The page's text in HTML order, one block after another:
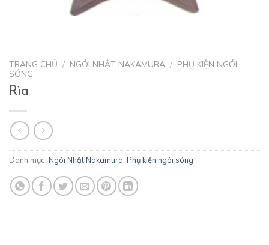
TRANG CHỦ / NGÓI NHẬT NAKAMURA / PHỤ KIỆN NGÓI
SÓNG
Rìa
Danh mục: Ngói Nhật Nakamura Phụ kiện ngói sóng